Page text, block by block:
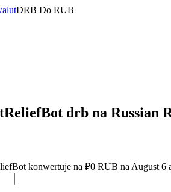
DRB Do RUB
drb na Russian
konwertuje na ₽0 RUB na August 6